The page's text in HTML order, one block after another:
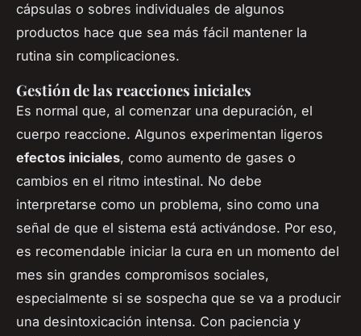
cápsulas o sobres individuales de algunos
productos hace que sea más fácil mantener la
rutina sin complicaciones.
Gestión de las reacciones iniciales
Es normal que, al comenzar una depuración, el
cuerpo reaccione. Algunos experimentan ligeros
efectos iniciales, como aumento de gases o
cambios en el ritmo intestinal. No debe
interpretarse como un problema, sino como una
señal de que el sistema está activándose. Por eso,
es recomendable iniciar la cura en un momento del
mes sin grandes compromisos sociales,
especialmente si se sospecha que se va a producir
una desintoxicación intensa. Con paciencia y